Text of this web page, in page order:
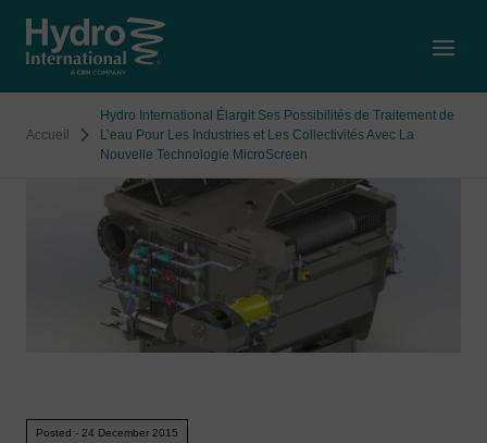
Accueil
Hydro International Élargit Ses Possibilités de Traitement de
L’eau Pour Les Industries et Les Collectivités Avec La
Nouvelle Technologie MicroScreen
Posted - 24 December 2015